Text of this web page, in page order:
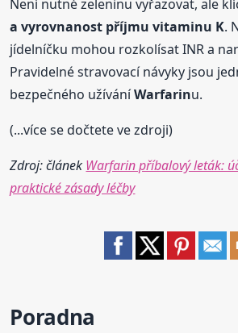
Není nutné zeleninu vyřazovat, ale
a vyrovnanost příjmu vitaminu K.
jídelníčku mohou rozkolísat INR a
Pravidelné stravovací návyky jsou
bezpečného užíváníWarfarinu.
(...více se dočtete ve zdroji)
Zdroj: článek Warfarin příbalový leták:
praktické zásady léčby
Poradna